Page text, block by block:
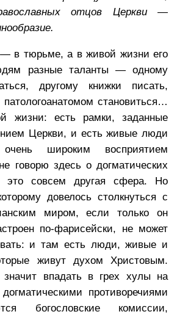
отцов Церкви —
в тюрьме, а в живой жизни его
разные таланты — одному
другому книжки писать,
патологоанатомом становиться…
жизни: есть рамки, заданные
Церкви, и есть живые люди
широким восприятием
говорю здесь о догматических
это совсем другая сфера. Но
довелось столкнуться с
миром, если только он
по-фарисейски, не может
и там есть люди, живые и
живут духом Христовым.
впадать в грех хулы на
противоречиями
богословские комиссии,